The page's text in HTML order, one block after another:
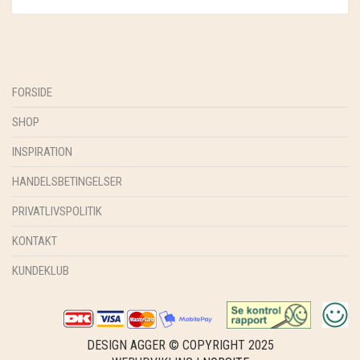
IBU JEWELS
KINTOBE
KOUSTRUP & CO.
FORSIDE
SHOP
INSPIRATION
HANDELSBETINGELSER
PRIVATLIVSPOLITIK
KONTAKT
KUNDEKLUB
DESIGN AGGER © COPYRIGHT 2025